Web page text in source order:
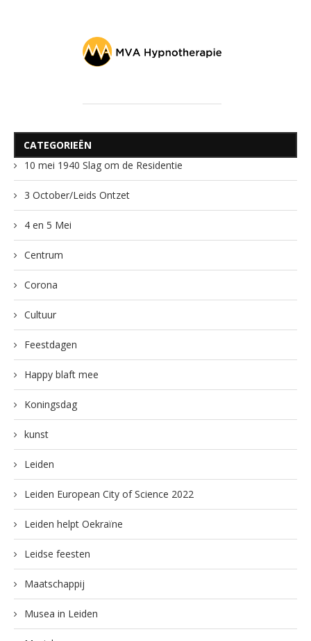
CATEGORIEËN
10 mei 1940 Slag om de Residentie
3 October/Leids Ontzet
4 en 5 Mei
Centrum
Corona
Cultuur
Feestdagen
Happy blaft mee
Koningsdag
kunst
Leiden
Leiden European City of Science 2022
Leiden helpt Oekraïne
Leidse feesten
Maatschappij
Musea in Leiden